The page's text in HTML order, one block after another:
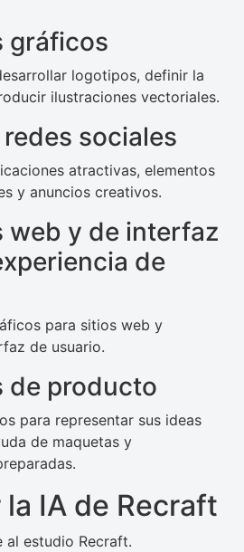
gráficos
logotipos, definir la
ilustraciones vectoriales.
sociales
atractivas, elementos
y anuncios creativos.
web y de interfaz
de
para sitios web y
de usuario.
de producto
para representar sus ideas
de maquetas y
IA de Recraft
al estudio Recraft.